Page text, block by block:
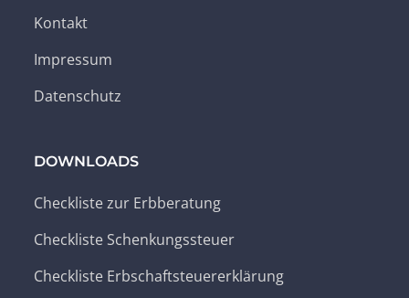
Kontakt
Impressum
Datenschutz
DOWNLOADS
Checkliste zur Erbberatung
Checkliste Schenkungssteuer
Checkliste Erbschaftsteuererklärung